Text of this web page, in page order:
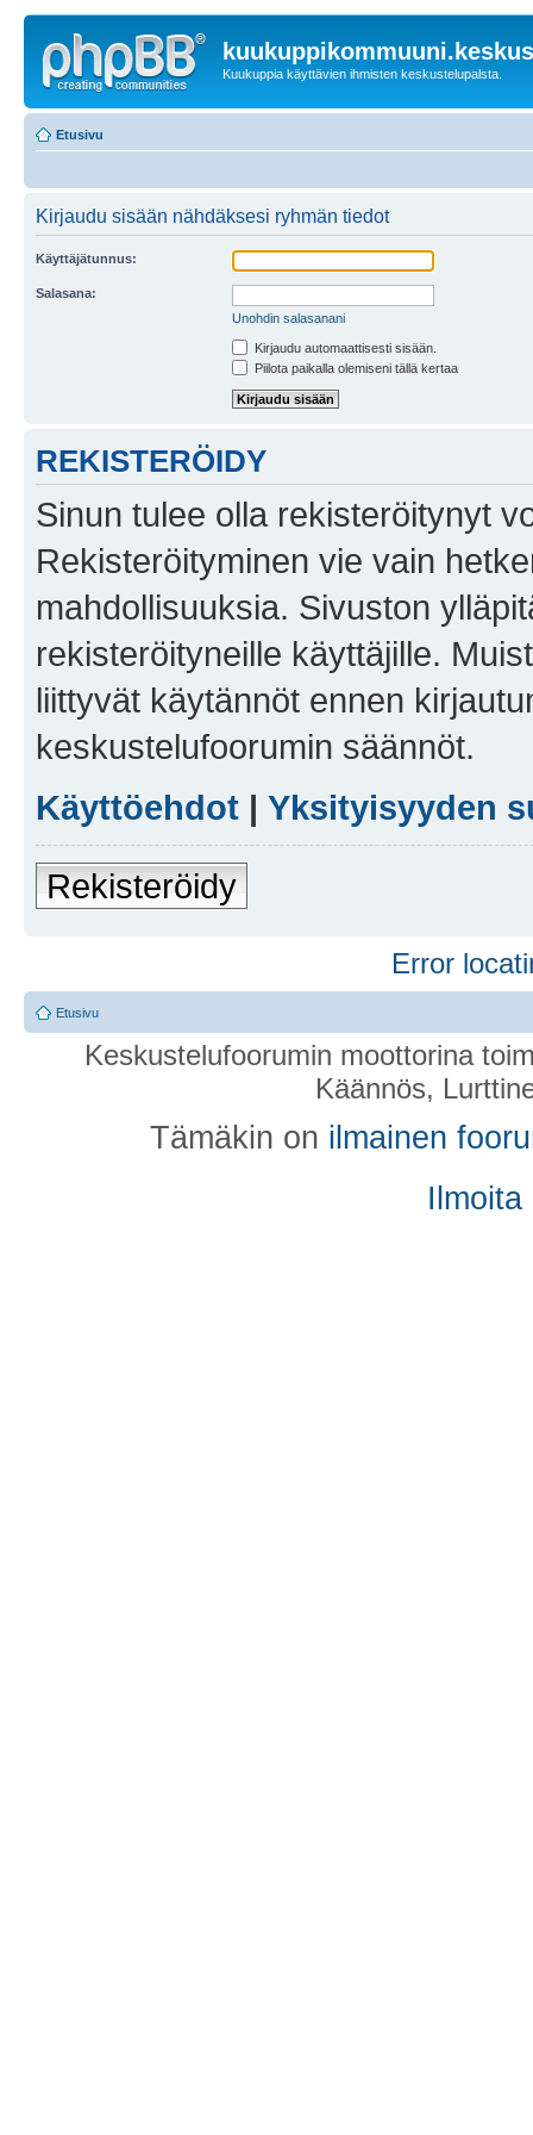
Kuukuppia käyttävien ihmisten keskustelupalsta.
Etusivu
Kirjaudu sisään nähdäksesi ryhmän tiedot
Käyttäjätunnus:
Salasana:
Unohdin salasanani
Kirjaudu automaattisesti sisään.
Piilota paikalla olemiseni tällä kertaa
REKISTERÖIDY
Sinun tulee olla rekisteröitynyt
Rekisteröityminen vie vain
mahdollisuuksia. Sivuston
rekisteröityneille käyttäjille.
liittyvät käytännöt ennen
keskustelufoorumin säännöt.
Käyttöehdot | Yksityisyyden
Rekisteröidy
Error
Etusivu
Keskustelufoorumin moottorina
Käännös,
Tämäkin on ilmainen